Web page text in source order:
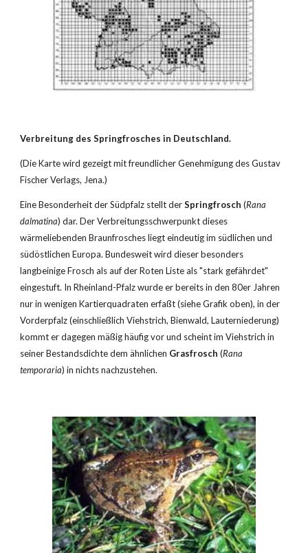
Verbreitung des Springfrosches in Deutschland.
(Die Karte wird gezeigt mit freundlicher Genehmigung des Gustav
Fischer Verlags, Jena.)
Eine Besonderheit der Südpfalz stellt der Springfrosch (Rana
dalmatina) dar. Der Verbreitungsschwerpunkt dieses
wärmeliebenden Braunfrosches liegt eindeutig im südlichen und
südöstlichen Europa. Bundesweit wird dieser besonders
langbeinige Frosch als auf der Roten Liste als "stark gefährdet"
eingestuft. In Rheinland-Pfalz wurde er bereits in den 80er Jahren
nur in wenigen Kartierquadraten erfaßt (siehe Grafik oben), in der
Vorderpfalz (einschließlich Viehstrich, Bienwald, Lauterniederung)
kommt er dagegen mäßig häufig vor und scheint im Viehstrich in
seiner Bestandsdichte dem ähnlichen Grasfrosch (Rana
temporaria) in nichts nachzustehen.